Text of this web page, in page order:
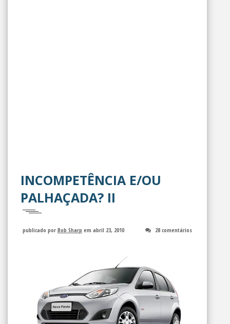
INCOMPETÊNCIA E/OU
PALHAÇADA? II
publicado por Bob Sharp em abril 23, 2010 28 comentários